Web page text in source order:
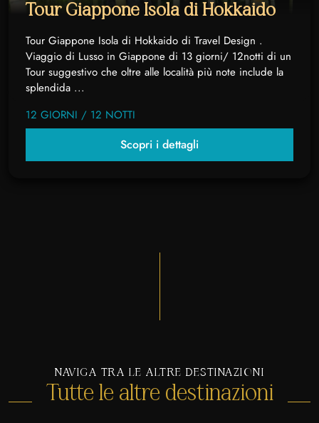
Tour Giappone Isola di Hokkaido
Tour Giappone Isola di Hokkaido di Travel Design .
Viaggio di Lusso in Giappone di 13 giorni/ 12notti di un
Tour suggestivo che oltre alle località più note include la
splendida ...
12 GIORNI / 12 NOTTI
Scopri i dettagli
NAVIGA TRA LE ALTRE DESTINAZIONI
Tutte le altre destinazioni